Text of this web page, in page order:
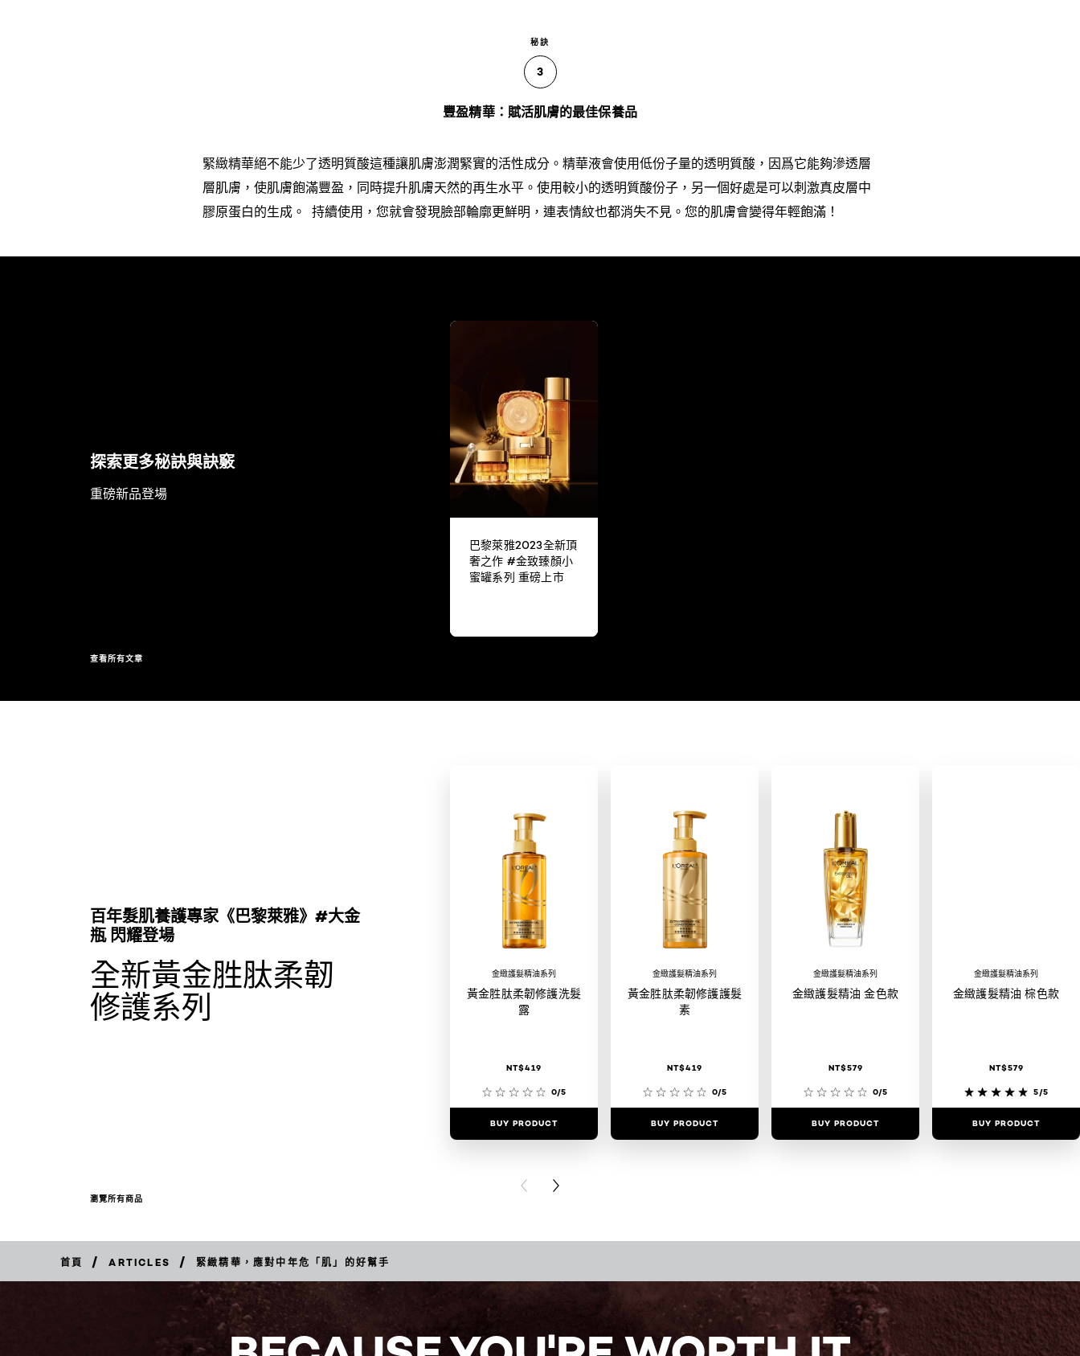
秘訣
3
豐盈精華：賦活肌膚的最佳保養品
緊緻精華絕不能少了透明質酸這種讓肌膚澎潤緊實的活性成分。精華液會使用低份子量的透明質酸，因爲它能夠滲透層
層肌膚，使肌膚飽滿豐盈，同時提升肌膚天然的再生水平。使用較小的透明質酸份子，另一個好處是可以刺激真皮層中
膠原蛋白的生成。 持續使用，您就會發現臉部輪廓更鮮明，連表情紋也都消失不見。您的肌膚會變得年輕飽滿！
探索更多秘訣與訣竅
重磅新品登場
巴黎萊雅2023全新頂
奢之作 #金致臻顏小
蜜罐系列 重磅上市
查看所有文章
全新黃金胜肽柔韌
修護系列
百年髮肌養護專家《巴黎萊雅》#大金
瓶 閃耀登場
金緻護髮精油系列
黃金胜肽柔韌修護洗髮
露
NT$419
0/5
BUY PRODUCT
金緻護髮精油系列
黃金胜肽柔韌修護護髮
素
NT$419
0/5
BUY PRODUCT
金緻護髮精油系列
金緻護髮精油 金色款
NT$579
0/5
BUY PRODUCT
金緻護髮精油系列
金緻護髮精油 棕色款
NT$579
5/5
BUY PRODUCT
PREVIOUS CARD
NEXT CARD
瀏覽所有商品
首頁 / ARTICLES / 緊緻精華，應對中年危「肌」的好幫手